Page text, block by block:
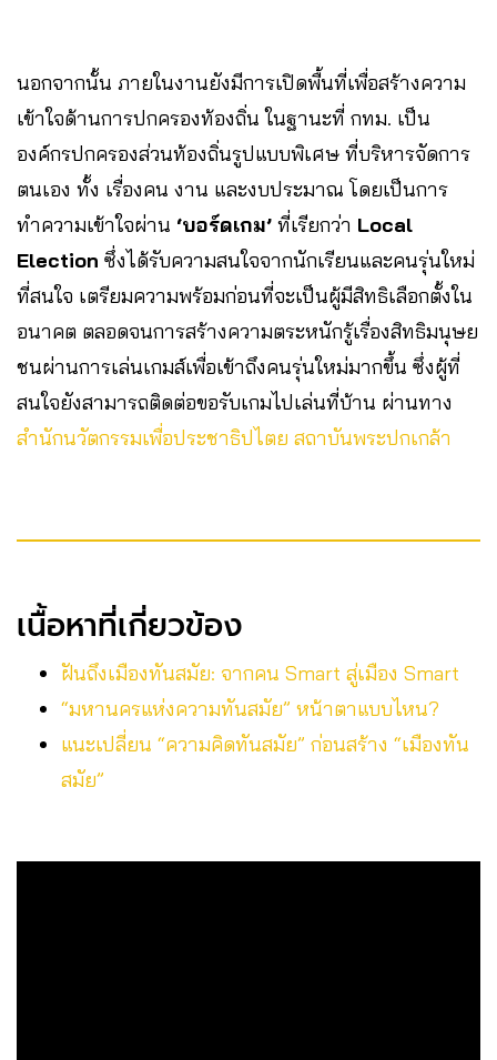
นอกจากนั้น ภายในงานยังมีการเปิดพื้นที่เพื่อสร้างความ
เข้าใจด้านการปกครองท้องถิ่น ในฐานะที่ กทม. เป็น
องค์กรปกครองส่วนท้องถิ่นรูปแบบพิเศษ ที่บริหารจัดการ
ตนเอง ทั้ง เรื่องคน งาน และงบประมาณ โดยเป็นการ
ทำความเข้าใจผ่าน ‘บอร์ดเกม’ ที่เรียกว่า Local
Election ซึ่งได้รับความสนใจจากนักเรียนและคนรุ่นใหม่
ที่สนใจ เตรียมความพร้อมก่อนที่จะเป็นผู้มีสิทธิเลือกตั้งใน
อนาคต ตลอดจนการสร้างความตระหนักรู้เรื่องสิทธิมนุษย
ชนผ่านการเล่นเกมส์เพื่อเข้าถึงคนรุ่นใหม่มากขึ้น ซึ่งผู้ที่
สนใจยังสามารถติดต่อขอรับเกมไปเล่นที่บ้าน ผ่านทาง
สำนักนวัตกรรมเพื่อประชาธิปไตย สถาบันพระปกเกล้า
เนื้อหาที่เกี่ยวข้อง
ฝันถึงเมืองทันสมัย: จากคน Smart สู่เมือง Smart
“มหานครแห่งความทันสมัย” หน้าตาแบบไหน?
แนะเปลี่ยน “ความคิดทันสมัย” ก่อนสร้าง “เมืองทัน
สมัย”